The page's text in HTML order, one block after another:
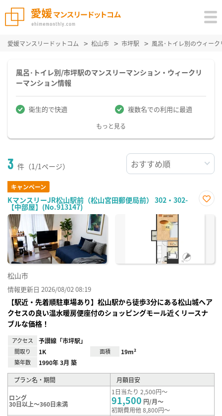
愛媛マンスリードットコム 松山市 市坪駅 風呂･トイレ別のウィー
風呂･トイレ別/市坪駅のマンスリーマンション・ウィークリ
ーマンション情報
衛生的で快適 複数名での利用に最適
もっと見る
3 件（1/1ページ）
キャンペーン
KマンスリーJR松山駅前（松山宮田郵便局前） 302・302-
【中部屋】(No.913147)
に入
松山市
情報更新日 2026/08/02 08:19
【駅近・先着順駐車場あり】松山駅から徒歩3分にある松山城へア
クセスの良い温水暖房便座付のショッピングモール近くリースナ
ブルな価格！
アクセス 予讃線「市坪駅」
間取り 1K 面積 19m²
築年数 1990年 3月 築
プラン名・期間 月額目安
ロング
30日以上～360日未満
1日当たり 2,500円～
91,500 円/月～
初期費用他 8,800円～